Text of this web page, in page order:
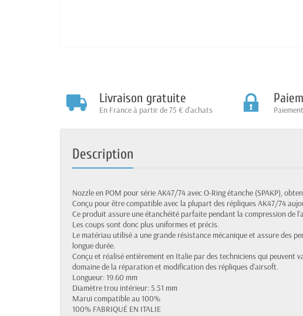
Livraison gratuite
En France à partir de 75 € d'achats
Description
Nozzle en POM pour série AK47/74 avec O-Ring étanche (SPAKP),
Conçu pour être compatible avec la plupart des répliques AK47/74
Ce produit assure une étanchéité parfaite pendant la compression de
Les coups sont donc plus uniformes et précis.
Le matériau utilisé a une grande résistance mécanique et assure des
longue durée.
Conçu et réalisé entièrement en Italie par des techniciens qui peuvent
domaine de la réparation et modification des répliques d’airsoft.
Longueur: 19.60 mm
Diamètre trou intérieur: 5.51 mm
Marui compatible au 100%
100% FABRIQUÉ EN ITALIE